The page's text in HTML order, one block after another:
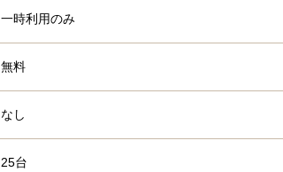
一時利用のみ
無料
なし
25台